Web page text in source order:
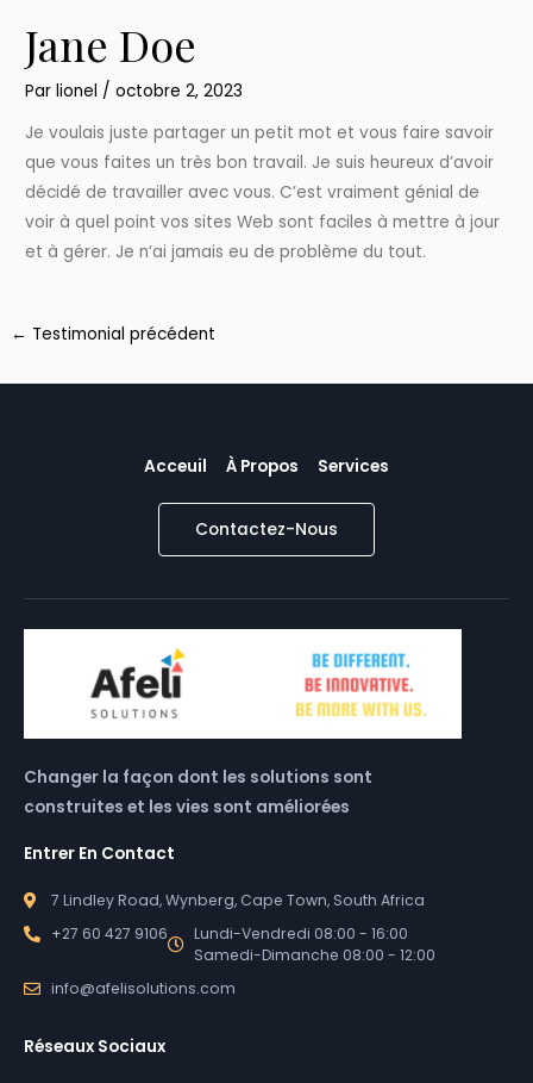
Jane Doe
Parlionel /octobre 2, 2023
Je voulais juste partager un petit mot et vous faire savoir
que vous faites un très bon travail. Je suis heureux d’avoir
décidé de travailler avec vous. C’est vraiment génial de
voir à quel point vos sites Web sont faciles à mettre à jour
et à gérer. Je n’ai jamais eu de problème du tout.
← Testimonial précédent
Acceuil À Propos Services
Contactez-Nous
Changer la façon dont les solutions sont
construites et les vies sont améliorées
Entrer En Contact
7 Lindley Road, Wynberg, Cape Town, South Africa
+27 60 427 9106
Lundi-Vendredi 08:00 - 16:00
Samedi-Dimanche 08:00 - 12:00
info@afelisolutions.com
Réseaux Sociaux